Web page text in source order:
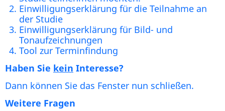
Einwilligungserklärung für die Teilnahme an
der Studie
Einwilligungserklärung für Bild- und
Tonaufzeichnungen
Tool zur Terminfindung
Haben Sie kein Interesse?
Dann können Sie das Fenster nun schließen.
Weitere Fragen